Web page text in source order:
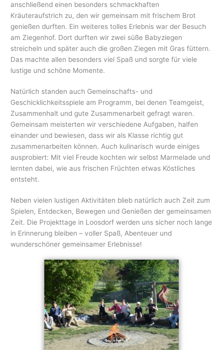
anschließend einen besonders schmackhaften
Kräuteraufstrich zu, den wir gemeinsam mit frischem Brot
genießen durften. Ein weiteres tolles Erlebnis war der Besuch
am Ziegenhof. Dort durften wir zwei süße Babyziegen
streicheln und später auch die großen Ziegen mit Gras füttern.
Das machte allen besonders viel Spaß und sorgte für viele
lustige und schöne Momente.
Natürlich standen auch Gemeinschafts- und
Geschicklichkeitsspiele am Programm, bei denen Teamgeist,
Zusammenhalt und gute Zusammenarbeit gefragt waren.
Gemeinsam meisterten wir verschiedene Aufgaben, halfen
einander und bewiesen, dass wir als Klasse richtig gut
zusammenarbeiten können. Auch kulinarisch wurde einiges
ausprobiert: Mit viel Freude kochten wir selbst Marmelade und
lernten dabei, wie aus frischen Früchten etwas Köstliches
entsteht.
Neben vielen lustigen Aktivitäten blieb natürlich auch Zeit zum
Spielen, Entdecken, Bewegen und Genießen der gemeinsamen
Zeit. Die Projekttage in Loosdorf werden uns sicher noch lange
in Erinnerung bleiben – voller Spaß, Abenteuer und
wunderschöner gemeinsamer Erlebnisse!